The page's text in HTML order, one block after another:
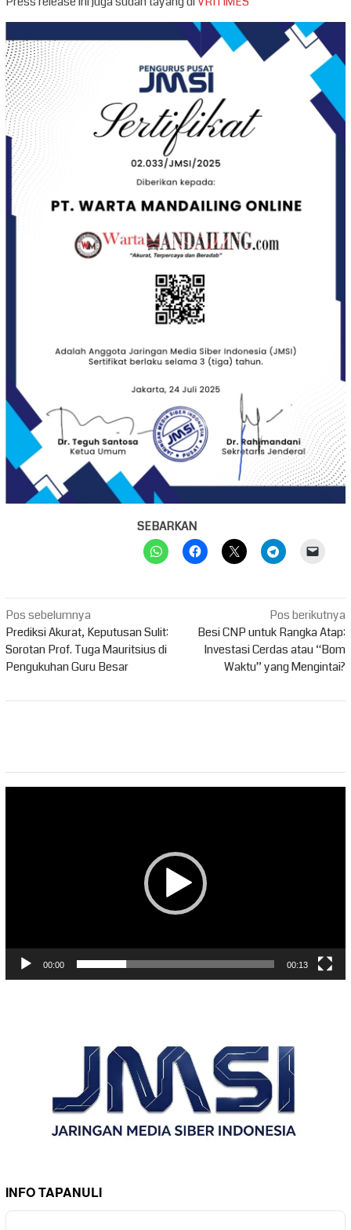
SEBARKAN
Navigasi
pos
Pos sebelumnya
Prediksi Akurat, Keputusan Sulit:
Sorotan Prof. Tuga Mauritsius di
Pengukuhan Guru Besar
Pos berikutnya
Besi CNP untuk Rangka Atap:
Investasi Cerdas atau “Bom
Waktu” yang Mengintai?
00:00 00:13
INFO TAPANULI